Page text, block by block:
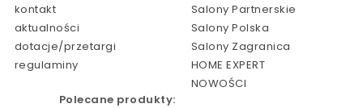
kontakt
aktualności
dotacje/przetargi
regulaminy
Polecane produkty:
Salony Partnerskie
Salony Polska
Salony Zagranica
HOME EXPERT
NOWOŚCI